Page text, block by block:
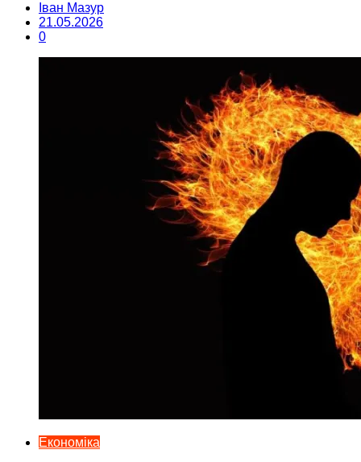
Іван Мазур
21.05.2026
0
Економіка